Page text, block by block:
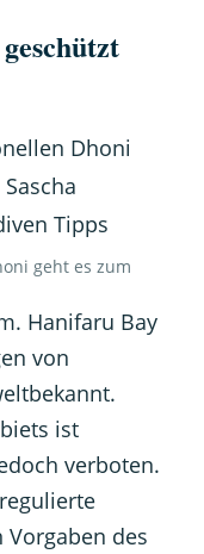
geht es zum
Hanifaru Bay
von
ist
verboten.
des